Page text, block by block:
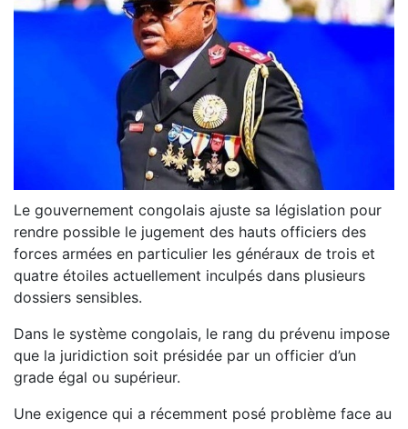
Le gouvernement congolais ajuste sa législation pour
rendre possible le jugement des hauts officiers des
forces armées en particulier les généraux de trois et
quatre étoiles actuellement inculpés dans plusieurs
dossiers sensibles.
Dans le système congolais, le rang du prévenu impose
que la juridiction soit présidée par un officier d’un
grade égal ou supérieur.
Une exigence qui a récemment posé problème face au